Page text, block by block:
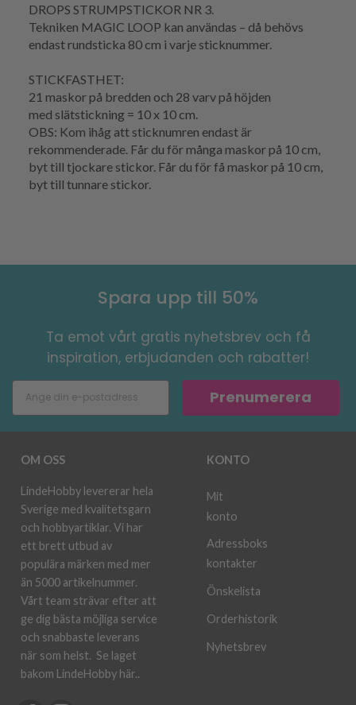
DROPS STRUMPSTICKOR NR 3.
Tekniken MAGIC LOOP kan användas – då behövs
endastrundsticka 80 cm i varje sticknummer.
STICKFASTHET:
21 maskor på bredden och 28 varvpå höjden
med slätstickning = 10 x 10 cm.
OBS: Kom ihåg att sticknumren endast är
rekommenderade. Får du för många maskor på 10 cm,
byt till tjockare stickor. Får du för få maskor på 10 cm,
byt till tunnare stickor.
Spara upp till 50%
Ta emot vårt gratis nyhetsbrev och få
inspiration, erbjudanden och rabatter!
Prenumerera
OM OSS
LindeHobby levererar hela
Sverige med kvalitetsgarn
och hobbyartiklar. Vi har
ett brett utbud av
populära märken med mer
än 5000 artikelnummer.
Vårt team strävar efter att
ge dig bästa möjliga service
och snabbaste leverans
när som helst. Se laget
bakom LindeHobby här..
KONTO
Mit
konto
Adressboks
kontakter
Önskelista
Orderhistorik
Nyhetsbrev